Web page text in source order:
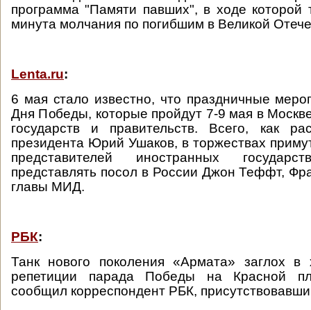
программа "Памяти павших", в ходе которой
минута молчания по погибшим в Великой
Lenta.ru:
6 мая стало известно, что праздничные
Дня Победы, которые пройдут 7-9 мая в
государств и правительств. Всего, как
президента Юрий Ушаков, в торжествах
представителей иностранных
представлять посол в России Джон Теффт,
главы МИД.
РБК:
Танк нового поколения «Армата» заглох в
репетиции парада Победы на Красной
сообщил корреспондент РБК,